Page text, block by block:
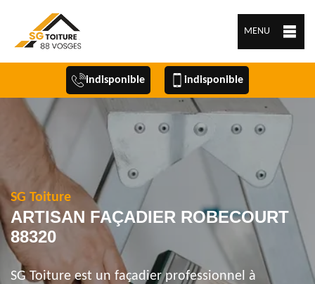
MENU
indisponible indisponible
SG Toiture
ARTISAN FAÇADIER ROBECOURT
88320
SG Toiture est un façadier professionnel à